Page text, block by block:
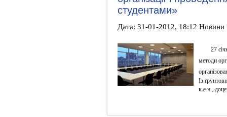
студентами»
Дата: 31-01-2012, 18:12 Новини
27
методи
Із
к.е.н.,